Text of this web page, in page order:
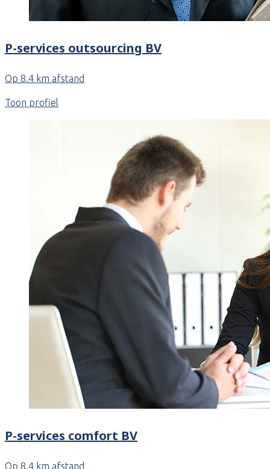
P-services outsourcing BV
Op 8.4 km afstand
Toon profiel
P-services comfort BV
Op 8.4 km afstand